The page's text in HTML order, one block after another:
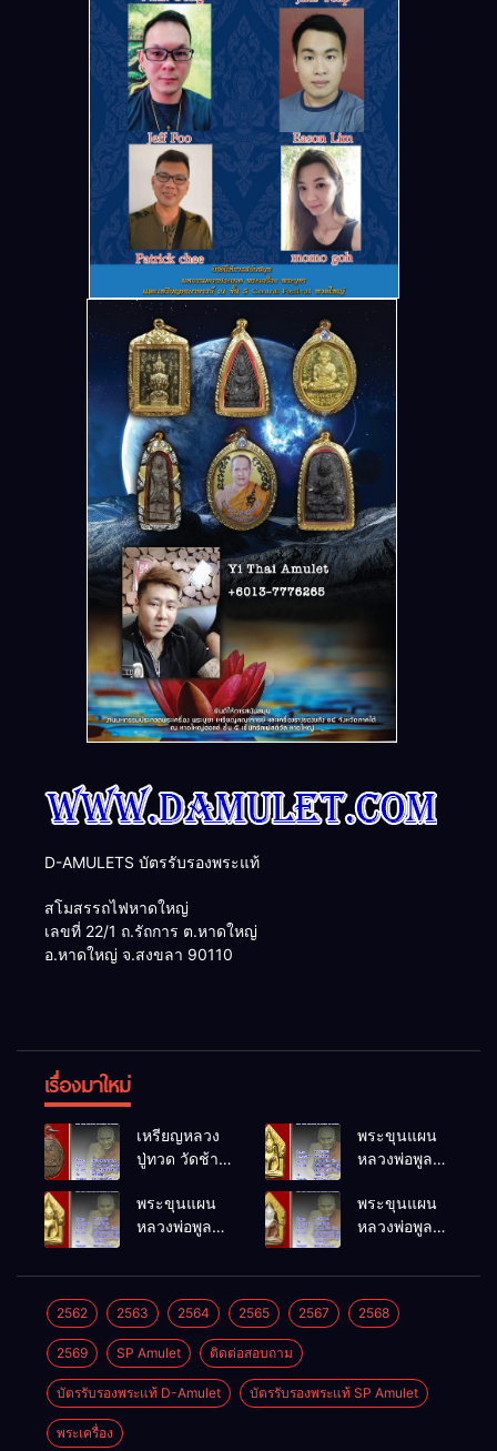
D-AMULETS บัตรรับรองพระแท้
สโมสรรถไฟหาดใหญ่
เลขที่ 22/1 ถ.รัถการ ต.หาดใหญ่
อ.หาดใหญ่ จ.สงขลา 90110
เรื่องมาใหม่
เหรียญหลวง
ปู่ทวด วัดช้าง
พระขุนแผน
หลวงพ่อพูล
พ.ศ.2548
พระขุนแผน
หลวงพ่อพูล
พ.ศ.2548
พระขุนแผน
หลวงพ่อพูล
พ.ศ.2548
2562 2563 2564 2565 2567 2568
2569 SP Amulet ติดต่อสอบถาม
บัตรรับรองพระแท้ D-Amulet บัตรรับรองพระแท้ SP Amulet
พระเครื่อง